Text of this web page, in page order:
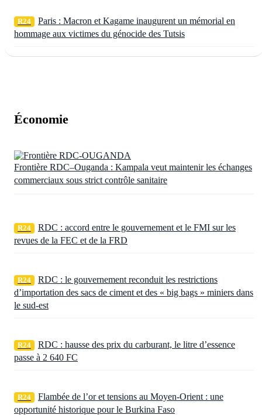
R24
Paris : Macron et Kagame inaugurent un mémorial en
hommage aux victimes du génocide des Tutsis
Économie
Frontière RDC–Ouganda : Kampala veut maintenir les échanges
commerciaux sous strict contrôle sanitaire
R24
RDC : accord entre le gouvernement et le FMI sur les
revues de la FEC et de la FRD
R24
RDC : le gouvernement reconduit les restrictions
d’importation des sacs de ciment et des « big bags » miniers dans
le sud-est
R24
RDC : hausse des prix du carburant, le litre d’essence
passe à 2 640 FC
R24
Flambée de l’or et tensions au Moyen-Orient : une
opportunité historique pour le Burkina Faso